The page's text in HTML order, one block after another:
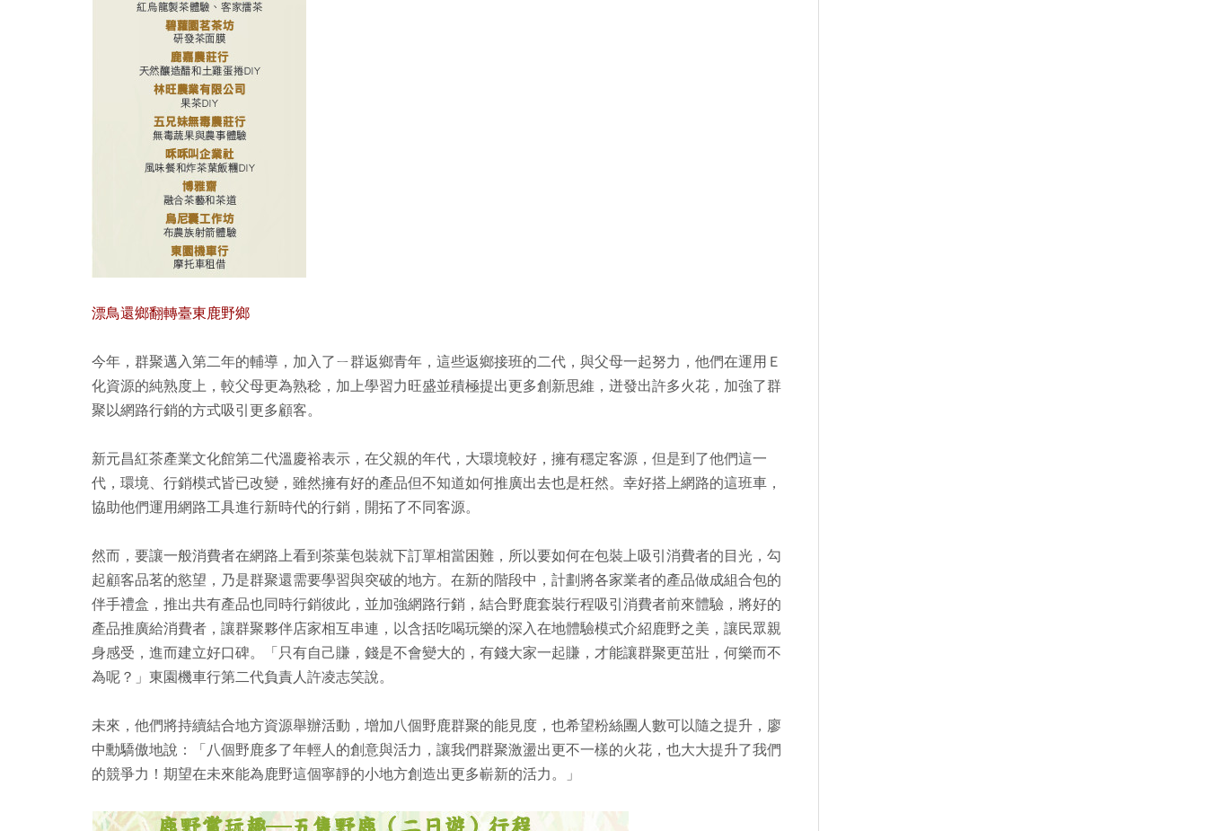
漂鳥還鄉翻轉臺東鹿野鄉
今年，群聚邁入第二年的輔導，加入了ㄧ群返鄉青年，這些返鄉接班的二代，與父母一起努力，他們在運用Ｅ
化資源的純熟度上，較父母更為熟稔，加上學習力旺盛並積極提出更多創新思維，迸發出許多火花，加強了群
聚以網路行銷的方式吸引更多顧客。
新元昌紅茶產業文化館第二代溫慶裕表示，在父親的年代，大環境較好，擁有穩定客源，但是到了他們這一
代，環境、行銷模式皆已改變，雖然擁有好的產品但不知道如何推廣出去也是枉然。幸好搭上網路的這班車，
協助他們運用網路工具進行新時代的行銷，開拓了不同客源。
然而，要讓一般消費者在網路上看到茶葉包裝就下訂單相當困難，所以要如何在包裝上吸引消費者的目光，勾
起顧客品茗的慾望，乃是群聚還需要學習與突破的地方。在新的階段中，計劃將各家業者的產品做成組合包的
伴手禮盒，推出共有產品也同時行銷彼此，並加強網路行銷，結合野鹿套裝行程吸引消費者前來體驗，將好的
產品推廣給消費者，讓群聚夥伴店家相互串連，以含括吃喝玩樂的深入在地體驗模式介紹鹿野之美，讓民眾親
身感受，進而建立好口碑。「只有自己賺，錢是不會變大的，有錢大家一起賺，才能讓群聚更茁壯，何樂而不
為呢？」東園機車行第二代負責人許凌志笑說。
未來，他們將持續結合地方資源舉辦活動，增加八個野鹿群聚的能見度，也希望粉絲團人數可以隨之提升，廖
中勳驕傲地說：「八個野鹿多了年輕人的創意與活力，讓我們群聚激盪出更不一樣的火花，也大大提升了我們
的競爭力！期望在未來能為鹿野這個寧靜的小地方創造出更多嶄新的活力。」